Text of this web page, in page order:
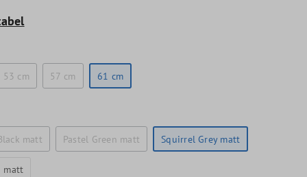
53 cm 57 cm 61 cm
matt Pastel Green matt Squirrel Grey matt
matt